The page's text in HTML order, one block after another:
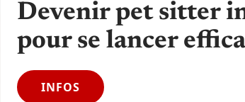
Devenir pet sitter
pour se lancer
INFOS